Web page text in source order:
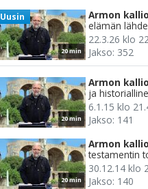
20 min
Uusin Armon
elämän
22.3.26 klo
Jakso: 352
20 min
Armon
ja
6.1.15 klo
Jakso: 141
20 min
Armon
testamentin
30.12.14 klo
Jakso: 140